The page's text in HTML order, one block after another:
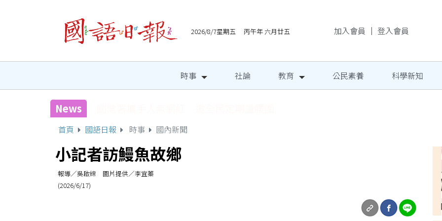
2026/8/7星期五 丙午年 六月廿五 加入會員 ｜ 登入會員
時事 社論 教育 公民素養 科學新知
News
首頁 國語日報 時事 國內新聞
小記者訪鰻魚故鄉
報導／吳啟綜 圖片提供／李宜蓁
(2026/6/17)